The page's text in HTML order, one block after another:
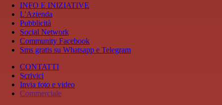
INFO E INIZIATIVE
L'Azienda
Pubblicità
Social Network
Community Facebook
Sms gratis su Whatsapp e Telegram
CONTATTI
Scrivici
Invia foto e video
Commerciale